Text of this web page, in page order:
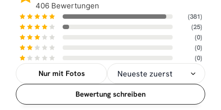
406 Bewertungen
(381)
(25)
(0)
(0)
(0)
Nur mit Fotos
Sortierung
Bewertung schreiben